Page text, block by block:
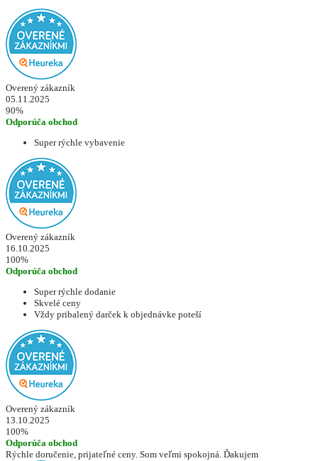
Overený zákazník
05.11.2025
90%
Odporúča obchod
Super rýchle vybavenie
Overený zákazník
16.10.2025
100%
Odporúča obchod
Super rýchle dodanie
Skvelé ceny
Vždy pribalený darček k objednávke poteší
Overený zákazník
13.10.2025
100%
Odporúča obchod
Rýchle doručenie, prijateľné ceny. Som veľmi spokojná. Ďakujem